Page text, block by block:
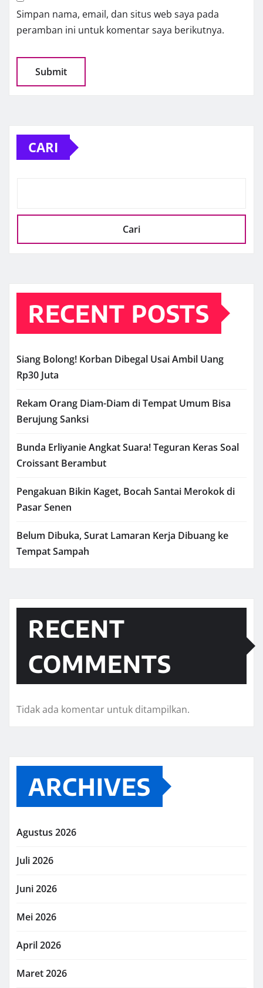
Simpan nama, email, dan situs web saya pada
peramban ini untuk komentar saya berikutnya.
CARI
Cari
RECENT POSTS
Siang Bolong! Korban Dibegal Usai Ambil Uang
Rp30 Juta
Rekam Orang Diam-Diam di Tempat Umum Bisa
Berujung Sanksi
Bunda Erliyanie Angkat Suara! Teguran Keras Soal
Croissant Berambut
Pengakuan Bikin Kaget, Bocah Santai Merokok di
Pasar Senen
Belum Dibuka, Surat Lamaran Kerja Dibuang ke
Tempat Sampah
RECENT
COMMENTS
Tidak ada komentar untuk ditampilkan.
ARCHIVES
Agustus 2026
Juli 2026
Juni 2026
Mei 2026
April 2026
Maret 2026